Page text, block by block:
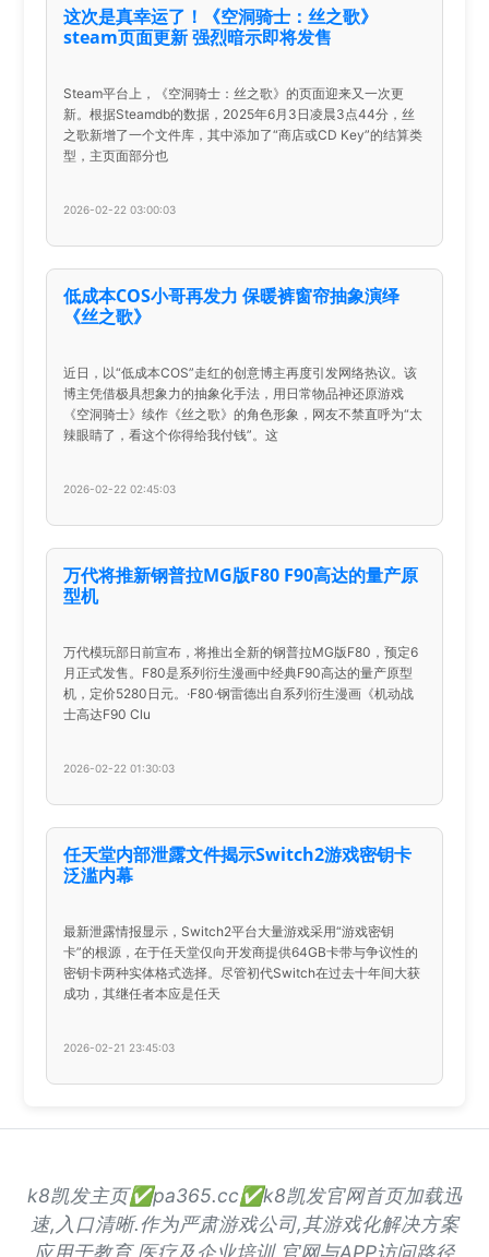
这次是真幸运了！《空洞骑士：丝之歌》
steam页面更新 强烈暗示即将发售
Steam平台上，《空洞骑士：丝之歌》的页面迎来又一次更
新。根据Steamdb的数据，2025年6月3日凌晨3点44分，丝
之歌新增了一个文件库，其中添加了“商店或CD Key”的结算类
型，主页面部分也
2026-02-22 03:00:03
低成本COS小哥再发力 保暖裤窗帘抽象演绎
《丝之歌》
近日，以“低成本COS”走红的创意博主再度引发网络热议。该
博主凭借极具想象力的抽象化手法，用日常物品神还原游戏
《空洞骑士》续作《丝之歌》的角色形象，网友不禁直呼为“太
辣眼睛了，看这个你得给我付钱”。这
2026-02-22 02:45:03
万代将推新钢普拉MG版F80 F90高达的量产原
型机
万代模玩部日前宣布，将推出全新的钢普拉MG版F80，预定6
月正式发售。F80是系列衍生漫画中经典F90高达的量产原型
机，定价5280日元。·F80·钢雷德出自系列衍生漫画《机动战
士高达F90 Clu
2026-02-22 01:30:03
任天堂内部泄露文件揭示Switch2游戏密钥卡
泛滥内幕
最新泄露情报显示，Switch2平台大量游戏采用“游戏密钥
卡”的根源，在于任天堂仅向开发商提供64GB卡带与争议性的
密钥卡两种实体格式选择。尽管初代Switch在过去十年间大获
成功，其继任者本应是任天
2026-02-21 23:45:03
k8凯发主页✅pa365.cc✅k8凯发官网首页加载迅
速,入口清晰.作为严肃游戏公司,其游戏化解决方案
应用于教育,医疗及企业培训.官网与APP访问路径